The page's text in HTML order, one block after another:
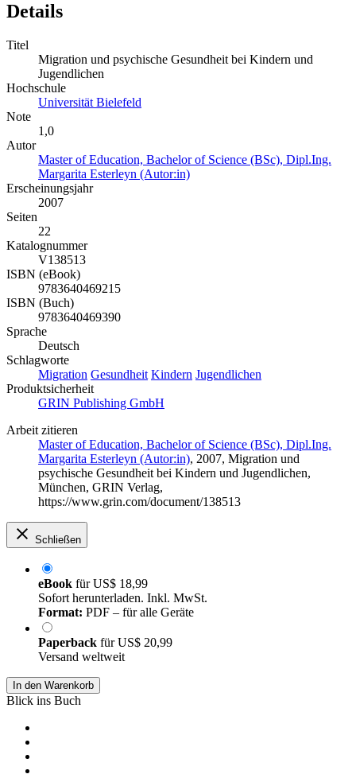
Details
Titel
Migration und psychische Gesundheit bei Kindern und
Jugendlichen
Hochschule
Universität Bielefeld
Note
1,0
Autor
Master of Education, Bachelor of Science (BSc), Dipl.Ing.
Margarita Esterleyn (Autor:in)
Erscheinungsjahr
2007
Seiten
22
Katalognummer
V138513
ISBN (eBook)
9783640469215
ISBN (Buch)
9783640469390
Sprache
Deutsch
Schlagworte
Migration Gesundheit Kindern Jugendlichen
Produktsicherheit
GRIN Publishing GmbH
Arbeit zitieren
Master of Education, Bachelor of Science (BSc), Dipl.Ing.
Margarita Esterleyn (Autor:in), 2007, Migration und
psychische Gesundheit bei Kindern und Jugendlichen,
München, GRIN Verlag,
https://www.grin.com/document/138513
Schließen
eBook fürUS$ 18,99
Sofort herunterladen. Inkl. MwSt.
Format: PDF – für alle Geräte
Paperback fürUS$ 20,99
Versand weltweit
In den Warenkorb
Blick ins Buch